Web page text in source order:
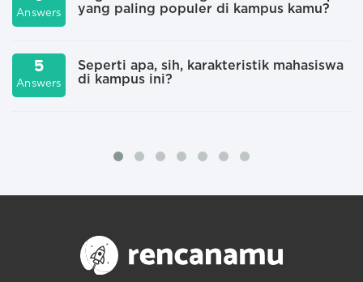
Answers
yang paling populer di kampus kamu?
5
Answers
Seperti apa, sih, karakteristik mahasiswa
di kampus ini?